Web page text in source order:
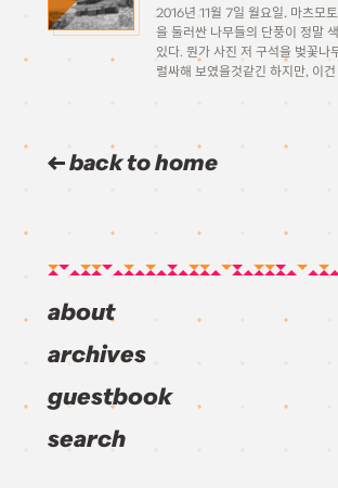
2016년 11월 7일 월요일. 마츠모
을 둘러싼 나무들의 단풍이 정말
있다. 뭔가 사진 저 구석을 벚꽃나
럴싸해 보였을것같긴 하지만, 이
back to home
about
archives
guestbook
search